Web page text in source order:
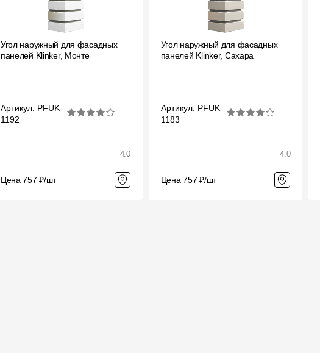
Угол наружный для фасадных
панелей Klinker, Монте
Артикул: PFUK-
1192
4.0
Цена 757 ₽/шт
Угол наружный для фасадных
панелей Klinker, Сахара
Артикул: PFUK-
1183
4.0
Цена 757 ₽/шт